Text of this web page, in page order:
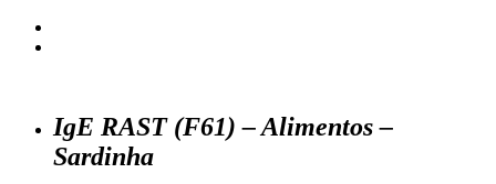
IgE RAST (F61) – Alimentos –
Sardinha